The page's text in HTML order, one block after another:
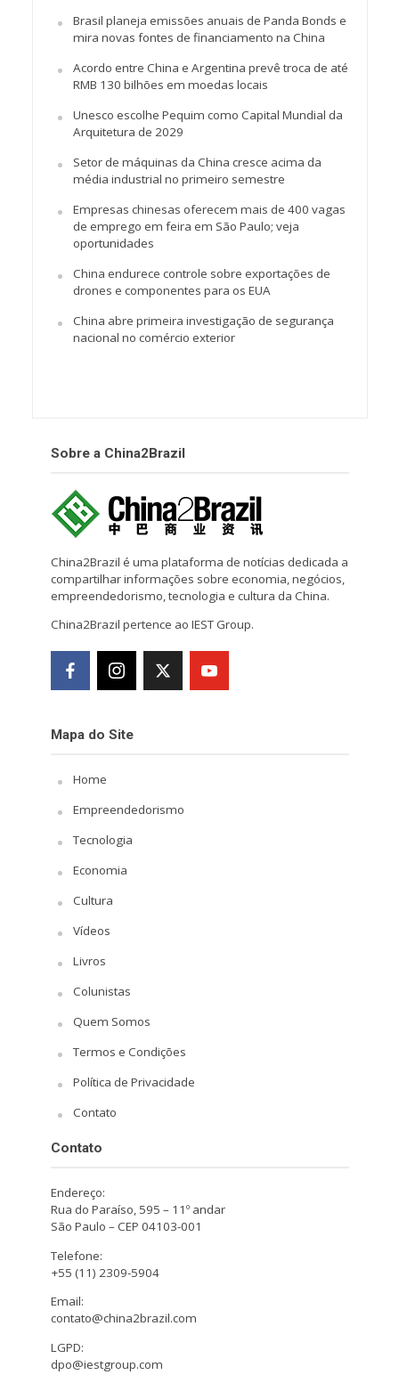
Brasil planeja emissões anuais de Panda Bonds e
mira novas fontes de financiamento na China
Acordo entre China e Argentina prevê troca de até
RMB 130 bilhões em moedas locais
Unesco escolhe Pequim como Capital Mundial da
Arquitetura de 2029
Setor de máquinas da China cresce acima da
média industrial no primeiro semestre
Empresas chinesas oferecem mais de 400 vagas
de emprego em feira em São Paulo; veja
oportunidades
China endurece controle sobre exportações de
drones e componentes para os EUA
China abre primeira investigação de segurança
nacional no comércio exterior
Sobre a China2Brazil
China2Brazil é uma plataforma de notícias dedicada a
compartilhar informações sobre economia, negócios,
empreendedorismo, tecnologia e cultura da China.
China2Brazil pertence ao IEST Group.
Mapa do Site
Home
Empreendedorismo
Tecnologia
Economia
Cultura
Vídeos
Livros
Colunistas
Quem Somos
Termos e Condições
Política de Privacidade
Contato
Contato
Endereço:
Rua do Paraíso, 595 – 11º andar
São Paulo – CEP 04103-001
Telefone:
+55 (11) 2309-5904
Email:
contato@china2brazil.com
LGPD:
dpo@iestgroup.com